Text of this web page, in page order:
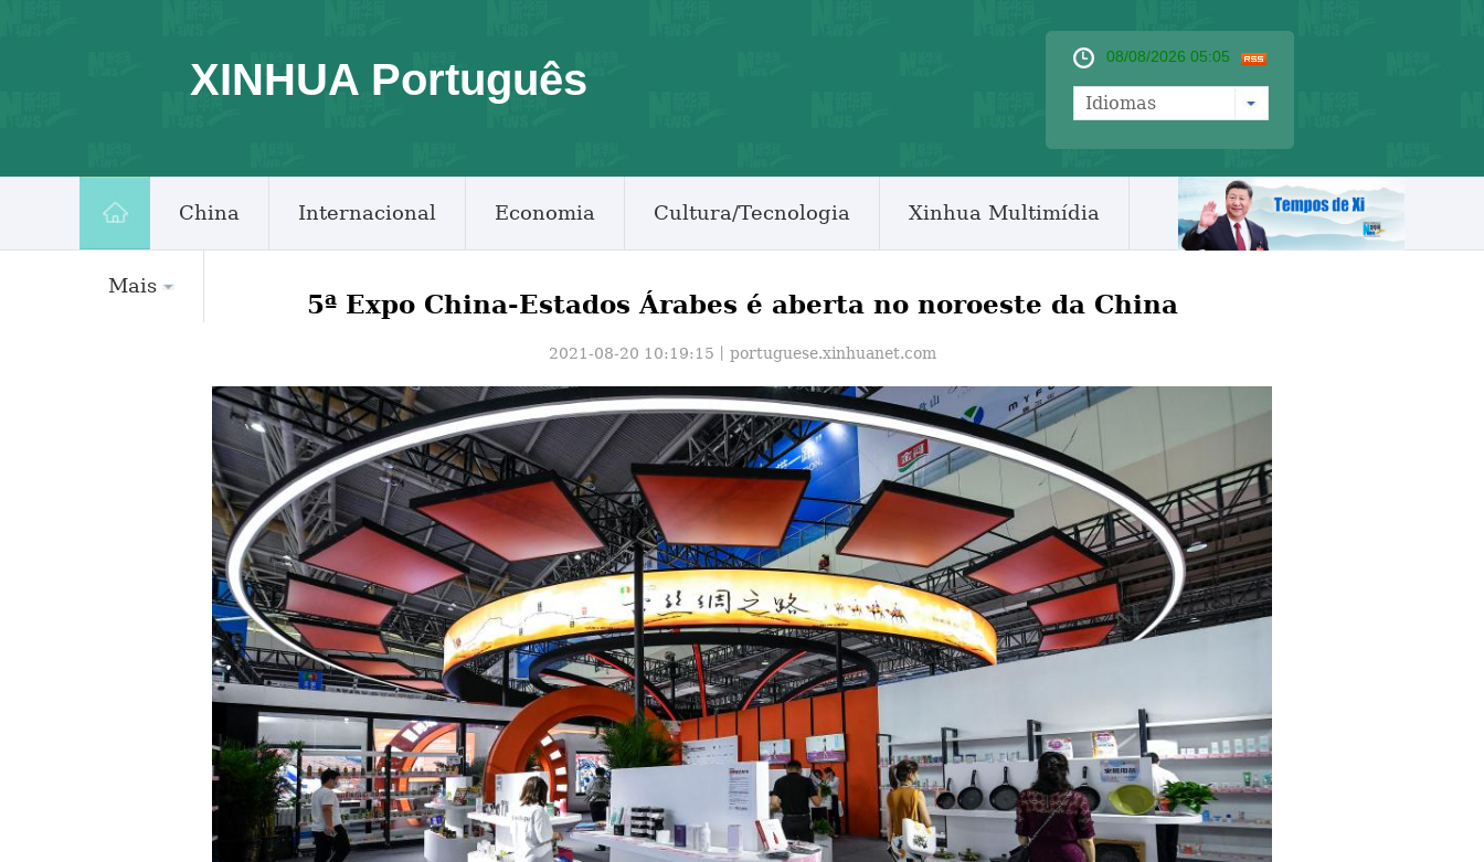
XINHUA Português 08/08/2026 05:05
Idiomas
China Internacional Economia Cultura/Tecnologia Xinhua Multimídia
Mais
5ª Expo China-Estados Árabes é aberta no noroeste da China
2021-08-20 10:19:15丨 portuguese.xinhuanet.com